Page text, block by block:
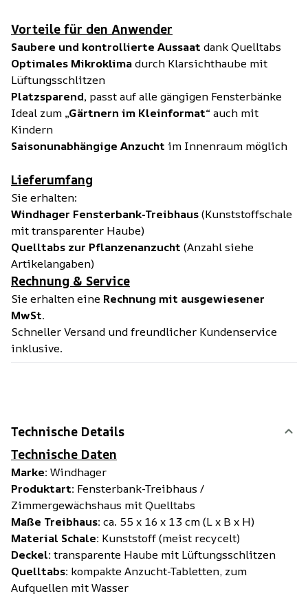
Vorteile für den Anwender
Saubere und kontrollierte Aussaat dank Quelltabs
Optimales Mikroklimadurch Klarsichthaube mit
Lüftungsschlitzen
Platzsparend, passt auf alle gängigen Fensterbänke
Ideal zum „Gärtnern im Kleinformat“ auch mit
Kindern
Saisonunabhängige Anzucht im Innenraum möglich
Lieferumfang
Sie erhalten:
Windhager Fensterbank-Treibhaus(Kunststoffschale
mit transparenter Haube)
Quelltabs zur Pflanzenanzucht (Anzahl siehe
Artikelangaben)
Rechnung & Service
Sie erhalten eine Rechnung mit ausgewiesener
MwSt.
Schneller Versand und freundlicher Kundenservice
inklusive.
Technische Details
Technische Daten
Marke: Windhager
Produktart: Fensterbank-Treibhaus /
Zimmergewächshaus mit Quelltabs
Maße Treibhaus: ca. 55 x 16 x 13 cm (L x B x H)
Material Schale: Kunststoff (meist recycelt)
Deckel: transparente Haube mit Lüftungsschlitzen
Quelltabs: kompakte Anzucht-Tabletten, zum
Aufquellen mit Wasser